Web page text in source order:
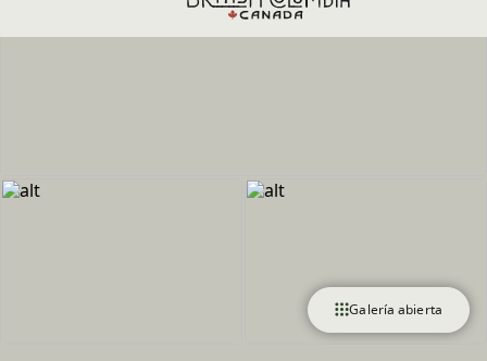
Galería abierta